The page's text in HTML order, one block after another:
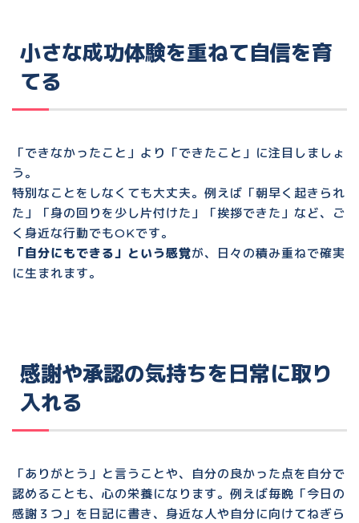
小さな成功体験を重ねて自信を育
てる
「できなかったこと」より「できたこと」に注目しましょ
う。
特別なことをしなくても大丈夫。例えば「朝早く起きられ
た」「身の回りを少し片付けた」「挨拶できた」など、ご
く身近な行動でもOKです。
「自分にもできる」という感覚が、日々の積み重ねで確実
に生まれます。
感謝や承認の気持ちを日常に取り
入れる
「ありがとう」と言うことや、
自分の良かった点を自分で
認める ことも、心の栄養になります。例えば毎晩「今日の
感謝３つ」を日記に書き、身近な人や自分に向けてねぎら